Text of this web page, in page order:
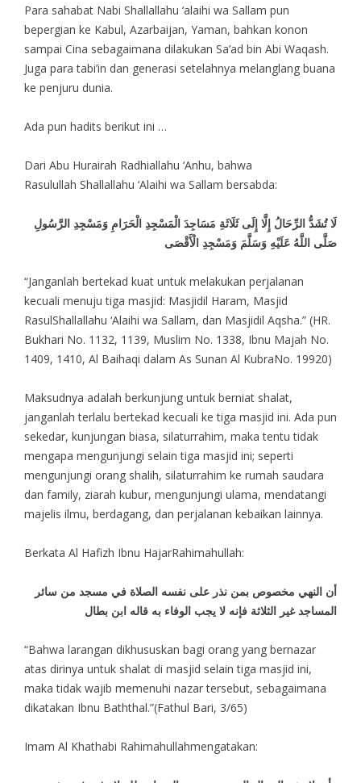
Para sahabat Nabi Shallallahu ‘alaihi wa Sallam pun
bepergian ke Kabul, Azarbaijan, Yaman, bahkan konon
sampai Cina sebagaimana dilakukan Sa’ad bin Abi Waqash.
Juga para tabi’in dan generasi setelahnya melanglang buana
ke penjuru dunia.
Ada pun hadits berikut ini …
Dari Abu Hurairah Radhiallahu ‘Anhu, bahwa
Rasulullah Shallallahu ‘Alaihi wa Sallam bersabda:
لَا تُشَدُّ الرِّحَالُ إِلَّا إِلَى ثَلَاثَةِ مَسَاجِدَ الْمَسْجِدِ الْحَرَامِ وَمَسْجِدِ الرَّسُولِ
صَلَّى اللَّهُ عَلَيْهِ وَسَلَّمَ وَمَسْجِدِ الْأَقْصَى
“Janganlah bertekad kuat untuk melakukan perjalanan
kecuali menuju tiga masjid: Masjidil Haram, Masjid
RasulShallallahu ‘Alaihi wa Sallam, dan Masjidil Aqsha.” (HR.
Bukhari No. 1132, 1139, Muslim No. 1338, Ibnu Majah No.
1409, 1410, Al Baihaqi dalam As Sunan Al KubraNo. 19920)
Maksudnya adalah berkunjung untuk berniat shalat,
janganlah terlalu bertekad kecuali ke tiga masjid ini. Ada pun
sekedar, kunjungan biasa, silaturrahim, maka tentu tidak
mengapa mengunjungi selain tiga masjid ini; seperti
mengunjungi orang shalih, silaturrahim ke rumah saudara
dan family, ziarah kubur, mengunjungi ulama, mendatangi
majelis ilmu, berdagang, dan perjalanan kebaikan lainnya.
Berkata Al Hafizh Ibnu HajarRahimahullah:
أن النهي مخصوص بمن نذر على نفسه الصلاة في مسجد من سائر
المساجد غير الثلاثة فإنه لا يجب الوفاء به قاله ابن بطال
“Bahwa larangan dikhususkan bagi orang yang bernazar
atas dirinya untuk shalat di masjid selain tiga masjid ini,
maka tidak wajib memenuhi nazar tersebut, sebagaimana
dikatakan Ibnu Baththal.”(Fathul Bari, 3/65)
Imam Al Khathabi Rahimahullahmengatakan: